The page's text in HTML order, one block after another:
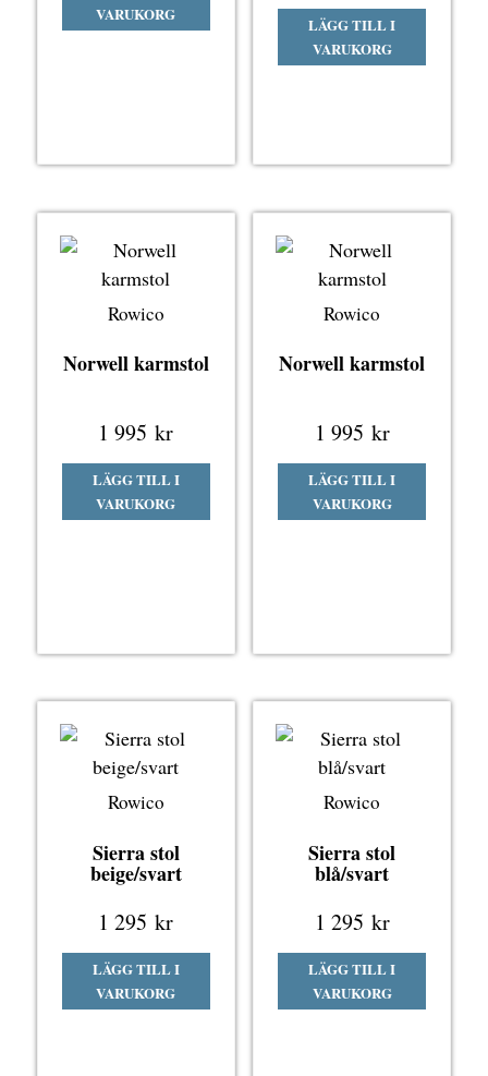
VARUKORG
LÄGG TILL I
VARUKORG
Rowico
Norwell karmstol
1 995kr
LÄGG TILL I
VARUKORG
Rowico
Norwell karmstol
1 995 kr
LÄGG TILL I
VARUKORG
Rowico
Sierra stol
beige/svart
1 295kr
LÄGG TILL I
VARUKORG
Rowico
Sierra stol
blå/svart
1 295 kr
LÄGG TILL I
VARUKORG